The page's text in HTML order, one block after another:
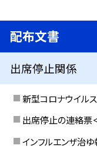
配布文書
出席停止関係
新型コロナウイル
出席停止の連絡票
インフルエンザ治